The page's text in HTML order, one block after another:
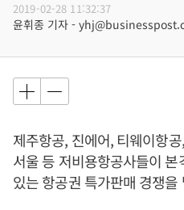
2019-02-28 11:32:37
윤휘종 기자 -
제주항공, 진에어, 티웨이항
서울 등 저비용항공사들이
있는 항공권 특가판매 경쟁